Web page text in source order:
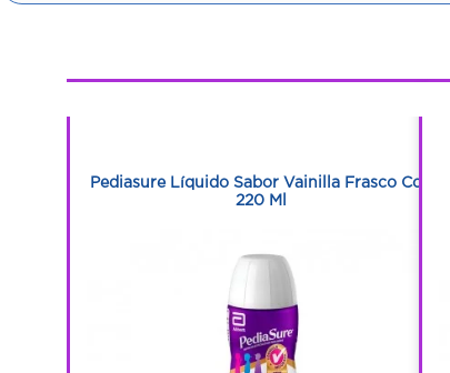
Pediasure Líquido Sabor Vainilla Frasco Con
220 Ml